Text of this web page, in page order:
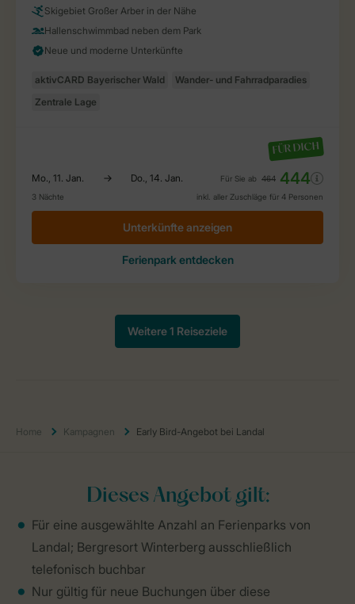
Home Kampagnen Early Bird-Angebot bei Landal
Dieses Angebot gilt:
Für eine ausgewählte Anzahl an Ferienparks von
Landal; Bergresort Winterberg ausschließlich
telefonisch buchbar
Nur gültig für neue Buchungen über diese